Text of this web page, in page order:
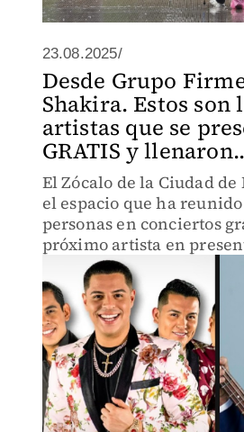
23.08.2025/
Desde Grupo
Shakira. Estos son
artistas que se
GRATIS y
El Zócalo de la Ciudad
el espacio que ha
personas en conciertos
próximo artista en
Residente